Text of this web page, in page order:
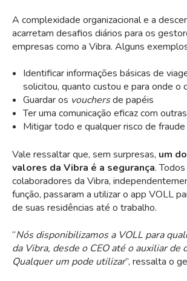
A complexidade organizacional e a
acarretam desafios diários para os
empresas como a Vibra. Alguns
Identificar informações básicas de
solicitou, quanto custou e para onde o
Guardar os vouchersde papéis
Ter uma comunicação eficaz com
Mitigar todo e qualquer risco de fraude
Vale ressaltar que, sem surpresas, um
valores da Vibra é a segurança.
colaboradores da Vibra,
função, passaram a utilizar o app VOLL
de suas residências até o trabalho.
“Nós disponibilizamos a VOLL para
da Vibra, desde o CEO até o auxiliar de
Qualquer um pode utilizar”, ressalta o